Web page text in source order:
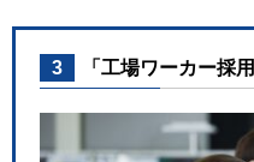
3 「工場ワーカー採